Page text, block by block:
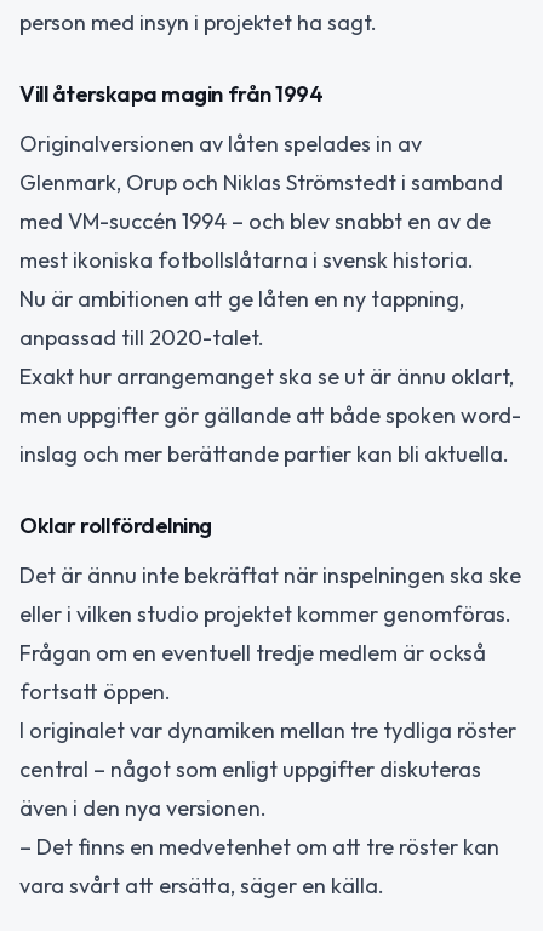
person med insyn i projektet ha sagt.
Vill återskapa magin från 1994
Originalversionen av låten spelades in av
Glenmark, Orup och Niklas Strömstedt i samband
med VM-succén 1994 – och blev snabbt en av de
mest ikoniska fotbollslåtarna i svensk historia.
Nu är ambitionen att ge låten en ny tappning,
anpassad till 2020-talet.
Exakt hur arrangemanget ska se ut är ännu oklart,
men uppgifter gör gällande att både spoken word-
inslag och mer berättande partier kan bli aktuella.
Oklar rollfördelning
Det är ännu inte bekräftat när inspelningen ska ske
eller i vilken studio projektet kommer genomföras.
Frågan om en eventuell tredje medlem är också
fortsatt öppen.
I originalet var dynamiken mellan tre tydliga röster
central – något som enligt uppgifter diskuteras
även i den nya versionen.
– Det finns en medvetenhet om att tre röster kan
vara svårt att ersätta, säger en källa.